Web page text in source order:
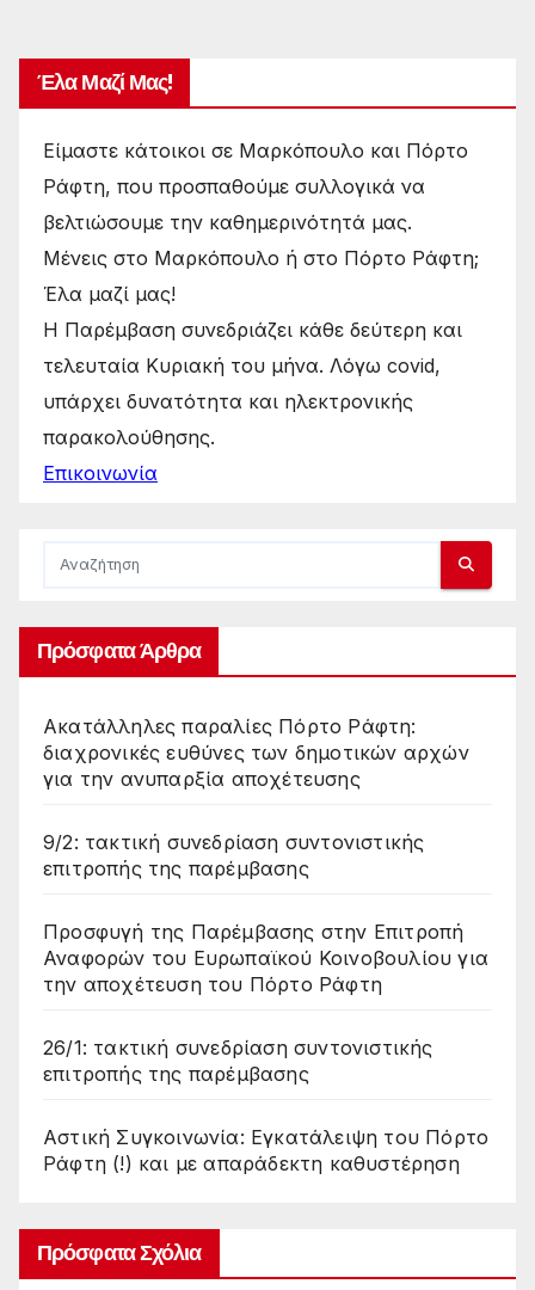
Έλα Μαζί Μας!
Είμαστε κάτοικοι σε Μαρκόπουλο και Πόρτο
Ράφτη, που προσπαθούμε συλλογικά να
βελτιώσουμε την καθημερινότητά μας.
Μένεις στο Μαρκόπουλο ή στο Πόρτο Ράφτη;
Έλα μαζί μας!
Η Παρέμβαση συνεδριάζει κάθε δεύτερη και
τελευταία Κυριακή του μήνα. Λόγω covid,
υπάρχει δυνατότητα και ηλεκτρονικής
παρακολούθησης.
Επικοινωνία
Πρόσφατα Άρθρα
Ακατάλληλες παραλίες Πόρτο Ράφτη:
διαχρονικές ευθύνες των δημοτικών αρχών
για την ανυπαρξία αποχέτευσης
9/2: τακτική συνεδρίαση συντονιστικής
επιτροπής της παρέμβασης
Προσφυγή της Παρέμβασης στην Επιτροπή
Αναφορών του Ευρωπαϊκού Κοινοβουλίου για
την αποχέτευση του Πόρτο Ράφτη
26/1: τακτική συνεδρίαση συντονιστικής
επιτροπής της παρέμβασης
Αστική Συγκοινωνία: Εγκατάλειψη του Πόρτο
Ράφτη (!) και με απαράδεκτη καθυστέρηση
Πρόσφατα Σχόλια